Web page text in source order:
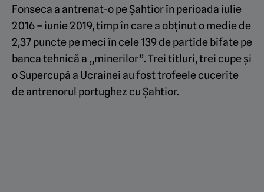
Fonseca a antrenat-o pe Șahtior în perioada iulie
2016 – iunie 2019, timp în care a obținut o medie de
2,37 puncte pe meci în cele 139 de partide bifate pe
banca tehnică a „minerilor”. Trei titluri, trei cupe și
o Supercupă a Ucrainei au fost trofeele cucerite
de antrenorul portughez cu Șahtior.